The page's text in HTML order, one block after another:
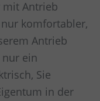
Antrieb
komfortabler,
Antrieb
ein
Sie
in der